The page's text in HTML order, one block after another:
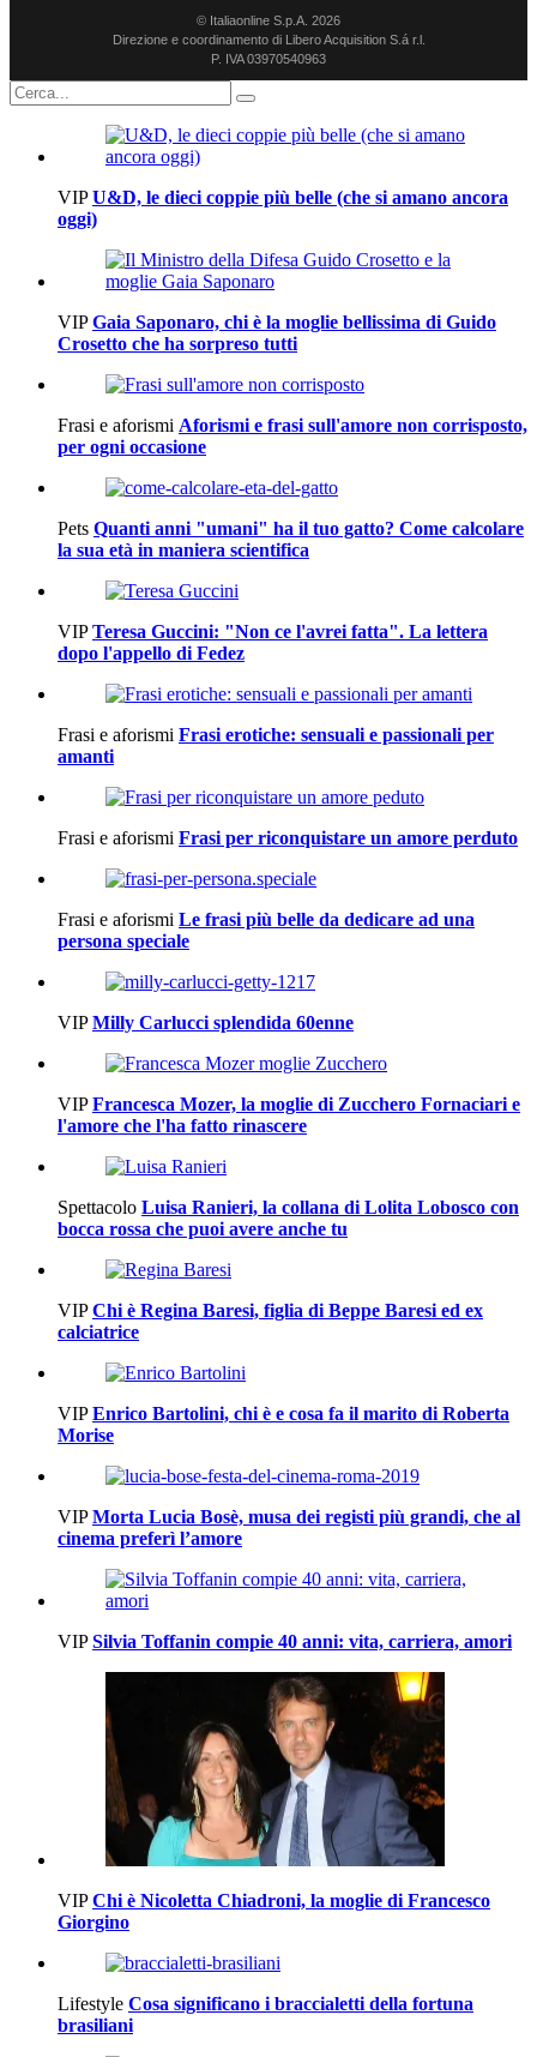
© Italiaonline S.p.A. 2026
Direzione e coordinamento di Libero Acquisition S.á r.l.
P. IVA 03970540963
VIP U&D, le dieci coppie più belle (che si amano ancora
oggi)
VIP Gaia Saponaro, chi è la moglie bellissima di Guido
Crosetto che ha sorpreso tutti
Frasi e aforismi Aforismi e frasi sull'amore non corrisposto,
per ogni occasione
Pets Quanti anni "umani" ha il tuo gatto? Come calcolare
la sua età in maniera scientifica
VIP Teresa Guccini: "Non ce l'avrei fatta". La lettera
dopo l'appello di Fedez
Frasi e aforismi Frasi erotiche: sensuali e passionali per
amanti
Frasi e aforismi Frasi per riconquistare un amore perduto
Frasi e aforismi Le frasi più belle da dedicare ad una
persona speciale
VIP Milly Carlucci splendida 60enne
VIP Francesca Mozer, la moglie di Zucchero Fornaciari e
l'amore che l'ha fatto rinascere
Spettacolo Luisa Ranieri, la collana di Lolita Lobosco con
bocca rossa che puoi avere anche tu
VIP Chi è Regina Baresi, figlia di Beppe Baresi ed ex
calciatrice
VIP Enrico Bartolini, chi è e cosa fa il marito di Roberta
Morise
VIP Morta Lucia Bosè, musa dei registi più grandi, che al
cinema preferì l’amore
VIP Silvia Toffanin compie 40 anni: vita, carriera, amori
VIP Chi è Nicoletta Chiadroni, la moglie di Francesco
Giorgino
Lifestyle Cosa significano i braccialetti della fortuna
brasiliani